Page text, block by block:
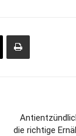
die richtige